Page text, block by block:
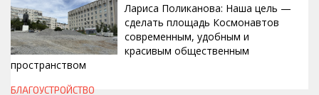
Лариса Поликанова: Наша цель —
сделать площадь Космонавтов
современным, удобным и
красивым общественным
пространством
БЛАГОУСТРОЙСТВО